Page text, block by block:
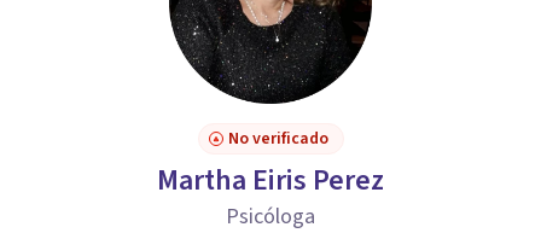
No verificado
Martha Eiris Perez
Psicóloga